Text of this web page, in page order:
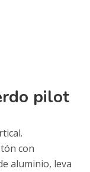
pilot
con
aluminio, leva